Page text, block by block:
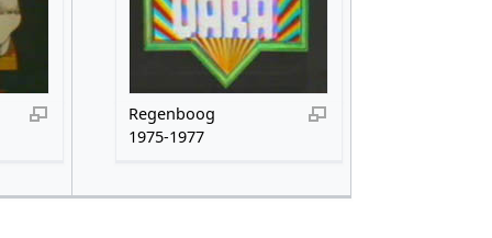
Regenboog
1975-1977